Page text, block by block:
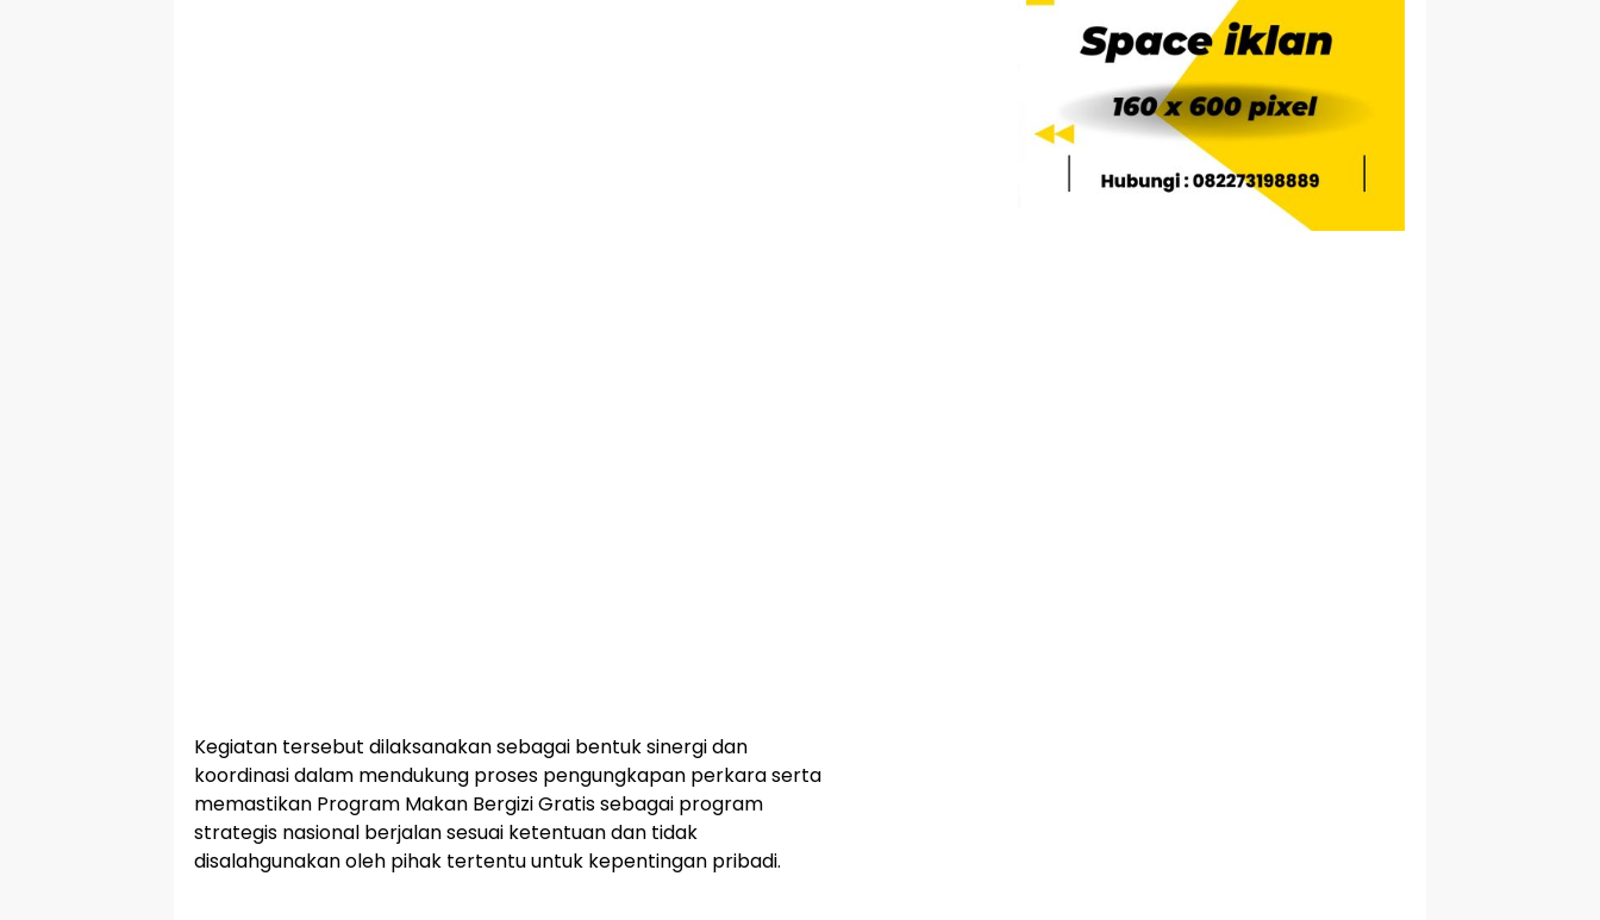
Kegiatan tersebut dilaksanakan sebagai bentuk sinergi dan
koordinasi dalam mendukung proses pengungkapan perkara serta
memastikan Program Makan Bergizi Gratis sebagai program
strategis nasional berjalan sesuai ketentuan dan tidak
disalahgunakan oleh pihak tertentu untuk kepentingan pribadi.